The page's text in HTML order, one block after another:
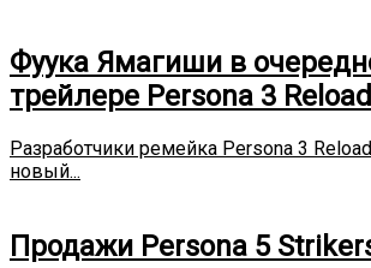
Фуука Ямагиши в
трейлере Persona 3 Reload
Разработчики ремейка Persona 3
новый...
Продажи Persona 5